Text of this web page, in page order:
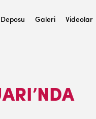
Galeri Videolar